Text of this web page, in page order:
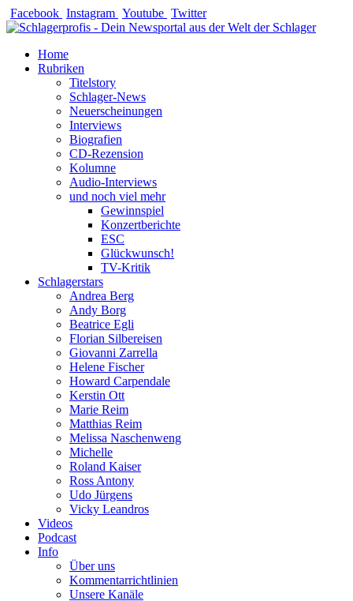
Zum
Inhalt
Facebook Instagram Youtube Twitter
Home
Rubriken
Titelstory
Schlager-News
Neuerscheinungen
Interviews
Biografien
CD-Rezension
Kolumne
Audio-Interviews
und noch viel mehr
Gewinnspiel
Konzertberichte
ESC
Glückwunsch!
TV-Kritik
Schlagerstars
Andrea Berg
Andy Borg
Beatrice Egli
Florian Silbereisen
Giovanni Zarrella
Helene Fischer
Howard Carpendale
Kerstin Ott
Marie Reim
Matthias Reim
Melissa Naschenweng
Michelle
Roland Kaiser
Ross Antony
Udo Jürgens
Vicky Leandros
Videos
Podcast
Info
Über uns
Kommentarrichtlinien
Unsere Kanäle